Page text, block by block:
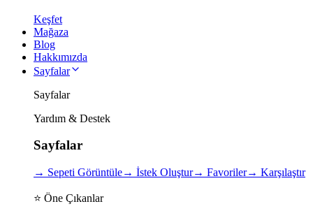
Keşfet
Mağaza
Blog
Hakkımızda
Sayfalar
Sayfalar
Yardım & Destek
Sayfalar
→ Sepeti Görüntüle→ İstek Oluştur→ Favoriler→ Karşılaştır
⭐ Öne Çıkanlar